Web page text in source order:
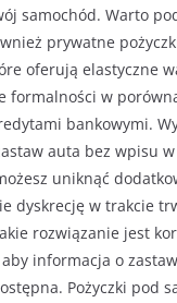
samochód. Warto
prywatne
oferują elastyczne
formalności w
bankowymi.
auta bez wpisu
uniknąć
dyskrecję w trakcie
rozwiązanie jest
informacja o
Pożyczki pod